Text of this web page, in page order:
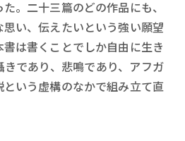
。二十三篇のどの作品にも、
い、伝えたいという強い願望
は書くことでしか自由に生き
であり、悲鳴であり、アフガ
いう虚構のなかで組み立て直